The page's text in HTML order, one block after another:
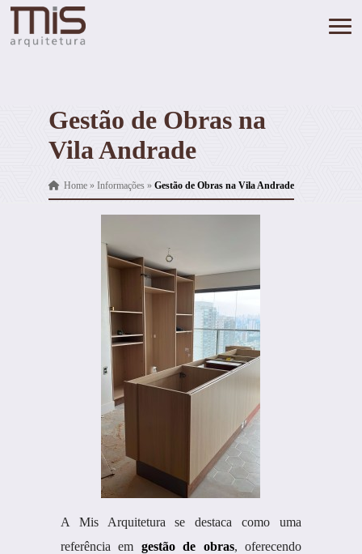
Gestão de Obras na
Vila Andrade
Home» Informações » Gestão de Obras na Vila Andrade
A Mis Arquitetura se destaca como uma
referência em gestão de obras, oferecendo